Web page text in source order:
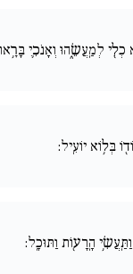
לְמַֽעֲשֵׂ֑הוּ וְאָנֹכִ֛י
בְּל֥וֹא יוֹעִֽיל:
וַתַּֽעֲשִׂ֥י הָֽרָע֖וֹת וַתּוּכָֽל: